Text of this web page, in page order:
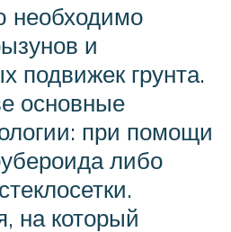
необходимо
и
подвижек грунта.
основные
при помощи
либо
на который